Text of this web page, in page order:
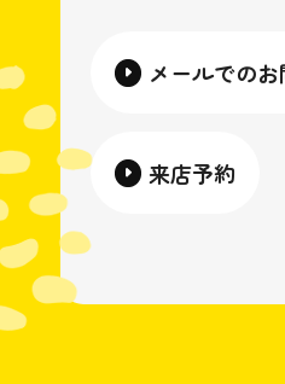
メールでの
来店予約